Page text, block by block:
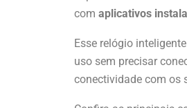
com aplicativos
Esse relógio
uso sem precisar
conectividade com os